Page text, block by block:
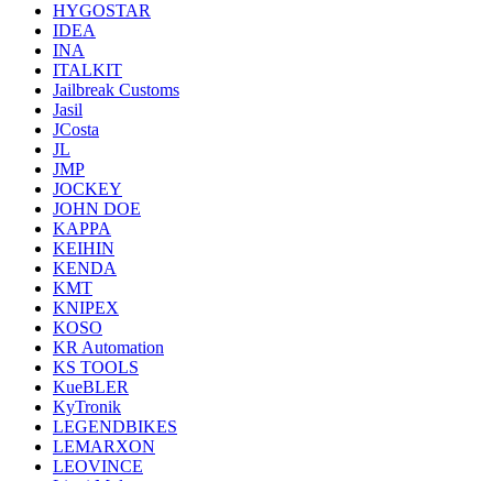
HYGOSTAR
IDEA
INA
ITALKIT
Jailbreak Customs
Jasil
JCosta
JL
JMP
JOCKEY
JOHN DOE
KAPPA
KEIHIN
KENDA
KMT
KNIPEX
KOSO
KR Automation
KS TOOLS
KueBLER
KyTronik
LEGENDBIKES
LEMARXON
LEOVINCE